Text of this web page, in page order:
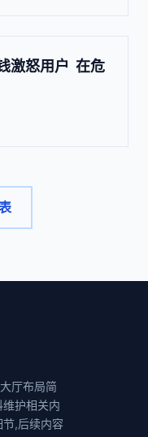
激怒用户 在危
厅布局简
护相关内
,后续内容